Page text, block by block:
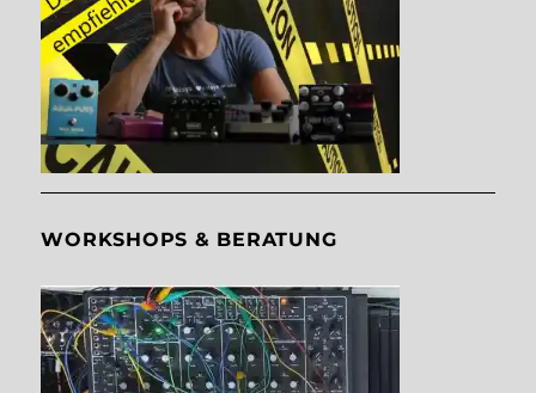
WORKSHOPS & BERATUNG